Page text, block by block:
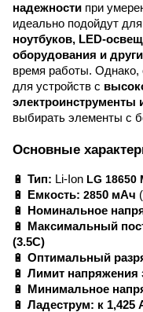
надежности при
идеально подойдут для
ноутбуков, LED-
оборудования и
время работы. Однако,
для устройств с
выбирать элементы с
Основные
🔋 Тип: Li-Ion LG 18650
🔋
Емкость: 2850 мАч
🔋
Номинальное
🔋
Максимальный
(3.5C)
🔋 Оптимальный
🔋 Лимит напряжения
🔋
Минимальное
🔋 Ладеструм: к 1,425